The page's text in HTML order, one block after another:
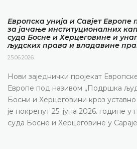
Европска унија и Савјет Европе
за јачање институционалних
суда Босне и Херцеговине и
људских права и владавине
25.06.2026.
Нови заједнички пројекат
Европе под називом „Подршка
Босни и Херцеговини кроз
је покренут 25. јуна 2026. године у
суда Босне и Херцеговине у